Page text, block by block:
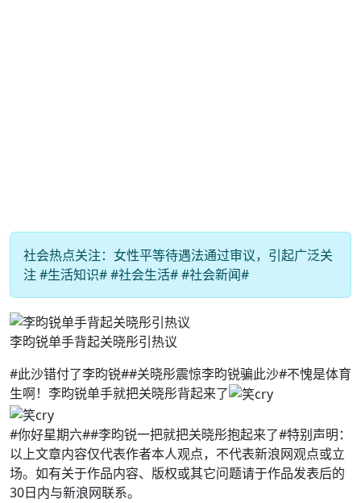
社会热点关注：女性平等待遇法通过审议，引起广泛关
注 #生活知识# #社会生活# #社会新闻#
李昀锐单手背起关晓彤引热议
#此沙错付了李昀锐##关晓彤震惊李昀锐骗此沙#不愧是体育
生啊！李昀锐单手就把关晓彤背起来了
#你好星期六##李昀锐一把就把关晓彤抱起来了#特别声明：
以上文章内容仅代表作者本人观点，不代表新浪网观点或立
场。如有关于作品内容、版权或其它问题请于作品发表后的
30日内与新浪网联系。